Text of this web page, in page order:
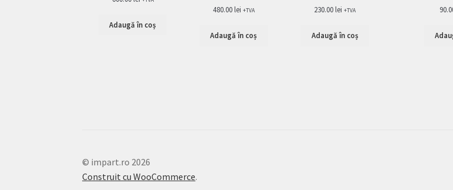
Adaugă în coș
480.00lei +TVA
Adaugă în coș
230.00lei +TVA
Adaugă în coș
© impart.ro 2026
Construit cu WooCommerce.